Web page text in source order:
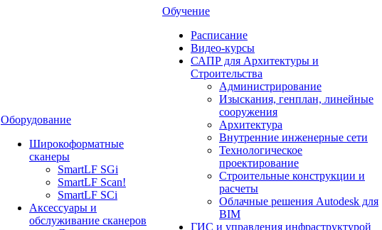
Оборудование
Широкоформатные
сканеры
SmartLF SGi
SmartLF Scan!
SmartLF SCi
Аксессуары и
обслуживание сканеров
Обучение
Расписание
Видео-курсы
САПР для Архитектуры и
Строительства
Администрирование
Изыскания, генплан, линейные
сооружения
Архитектура
Внутренние инженерные сети
Технологическое
проектирование
Строительные конструкции и
расчеты
Облачные решения Autodesk для
BIM
ГИС и управления инфраструктурой